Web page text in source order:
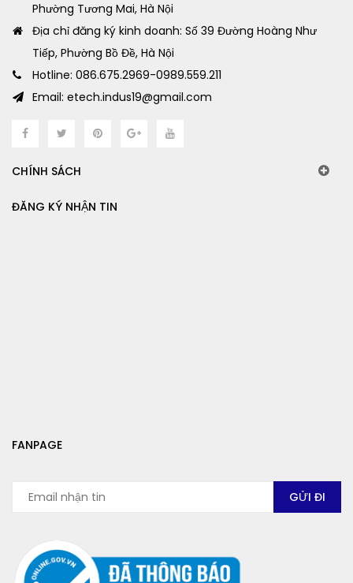
Phường Tương Mai, Hà Nội
Địa chỉ đăng ký kinh doanh: Số 39 Đường Hoàng Như
Tiếp, Phường Bồ Đề, Hà Nội
Hotline: 086.675.2969-0989.559.211
Email: etech.indus19@gmail.com
CHÍNH SÁCH
ĐĂNG KÝ NHẬN TIN
FANPAGE